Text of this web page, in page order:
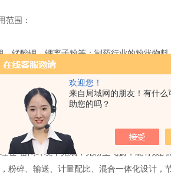
欢迎您！
来自局域网的朋友！有什么
助您的吗？
范围：
、锰酸锂、锂离子粉等；制药行业的粉状物
、易燃易爆物料和有毒有害物料等；工业原
特点
在*密闭环境下完成，无粉尘飞扬，能有效的
粉碎、输送、计量配比、混合一体化设计，